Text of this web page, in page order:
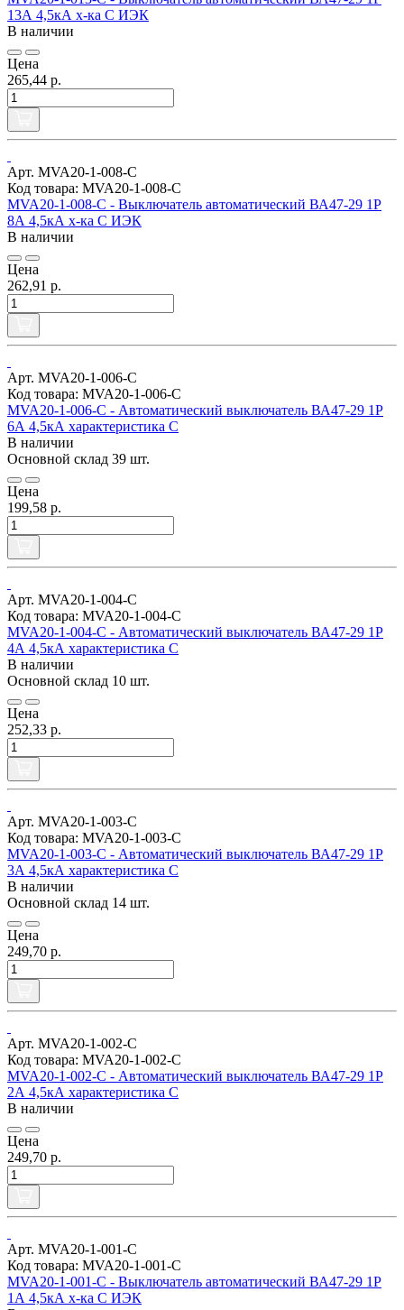
13А 4,5кА х-ка С ИЭК
В наличии
Цена
265,44 р.
Арт. MVA20-1-008-C
Код товара: MVA20-1-008-C
MVA20-1-008-C - Выключатель автоматический ВА47-29 1Р
8А 4,5кА х-ка С ИЭК
В наличии
Цена
262,91 р.
Арт. MVA20-1-006-C
Код товара: MVA20-1-006-C
MVA20-1-006-C - Автоматический выключатель ВА47-29 1Р
6А 4,5кА характеристика С
В наличии
Основной склад 39 шт.
Цена
199,58 р.
Арт. MVA20-1-004-C
Код товара: MVA20-1-004-C
MVA20-1-004-C - Автоматический выключатель ВА47-29 1Р
4А 4,5кА характеристика С
В наличии
Основной склад 10 шт.
Цена
252,33 р.
Арт. MVA20-1-003-C
Код товара: MVA20-1-003-C
MVA20-1-003-C - Автоматический выключатель ВА47-29 1Р
3А 4,5кА характеристика С
В наличии
Основной склад 14 шт.
Цена
249,70 р.
Арт. MVA20-1-002-C
Код товара: MVA20-1-002-C
MVA20-1-002-C - Автоматический выключатель ВА47-29 1Р
2А 4,5кА характеристика С
В наличии
Цена
249,70 р.
Арт. MVA20-1-001-C
Код товара: MVA20-1-001-C
MVA20-1-001-C - Выключатель автоматический ВА47-29 1Р
1А 4,5кА х-ка С ИЭК